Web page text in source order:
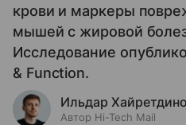
крови и маркеры
мышей с жировой
Исследование
& Function.
Ильдар
Автор Hi-Tech Mail